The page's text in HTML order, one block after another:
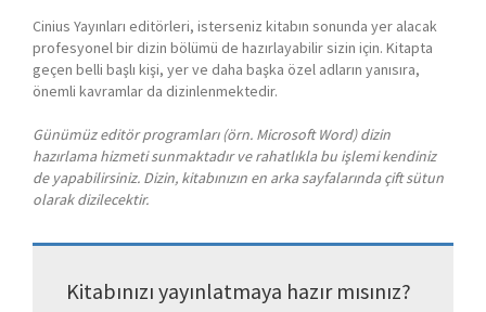
Cinius Yayınları editörleri, isterseniz kitabın sonunda yer alacak
profesyonel bir dizin bölümü de hazırlayabilir sizin için. Kitapta
geçen belli başlı kişi, yer ve daha başka özel adların yanısıra,
önemli kavramlar da dizinlenmektedir.
Günümüz editör programları (örn. Microsoft Word) dizin
hazırlama hizmeti sunmaktadır ve rahatlıkla bu işlemi kendiniz
de yapabilirsiniz. Dizin, kitabınızın en arka sayfalarında çift sütun
olarak dizilecektir.
Kitabınızı yayınlatmaya hazır mısınız?